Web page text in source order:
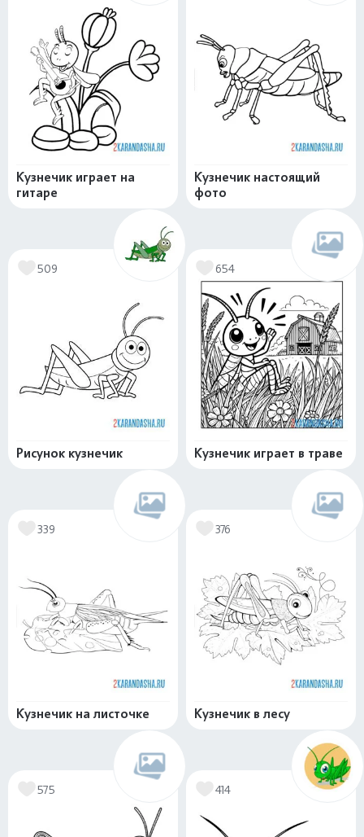
Кузнечик играет на
гитаре
Кузнечик настоящий
фото
509
Рисунок кузнечик
654
Кузнечик играет в траве
339
Кузнечик на листочке
376
Кузнечик в лесу
575 414